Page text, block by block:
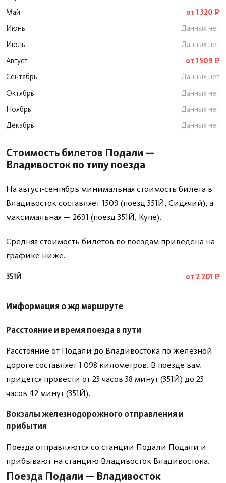
Май
от 1 320 ₽
Июнь
Данных нет
Июль
Данных нет
Август
от 1 509 ₽
Сентябрь
Данных нет
Октябрь
Данных нет
Ноябрь
Данных нет
Декабрь
Данных нет
Стоимость билетов Подали —
Владивосток по типу поезда
На август-сентябрь минимальная стоимость билета в
Владивосток составляет 1509 (поезд 351Й, Сидячий), а
максимальная — 2691 (поезд 351Й, Купе).
Средняя стоимость билетов по поездам приведена на
графике ниже.
351Й от 2 201 ₽
Информация о жд маршруте
Расстояние и время поезда в пути
Расстояние от Подали до Владивостока по железной
дороге составляет 1 098 километров. В поезде вам
придется провести от 23 часов 38 минут (351Й) до 23
часов 42 минут (351Й).
Вокзалы железнодорожного отправления и
прибытия
Поезда отправляются со станции Подали Подали и
прибывают на станцию Владивосток Владивостока.
Поезда Подали — Владивосток